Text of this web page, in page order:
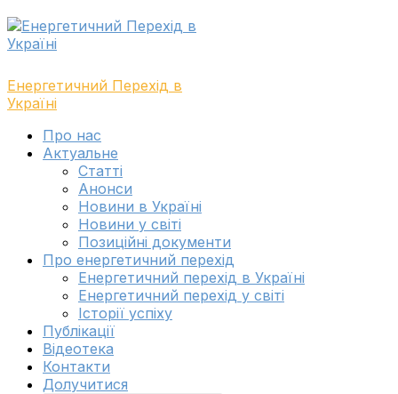
Skip
to
navigation
Skip
to
content
Енергетичний Перехід в
Україні
Toggle
navigation
Про нас
Актуальне
Cтатті
Анонси
Новини в Україні
Новини у світі
Позиційні документи
Про енергетичний перехід
Енергетичний перехід в Україні
Енергетичний перехід у світі
Історії успіху
Публікації
Відеотека
Контакти
Долучитися